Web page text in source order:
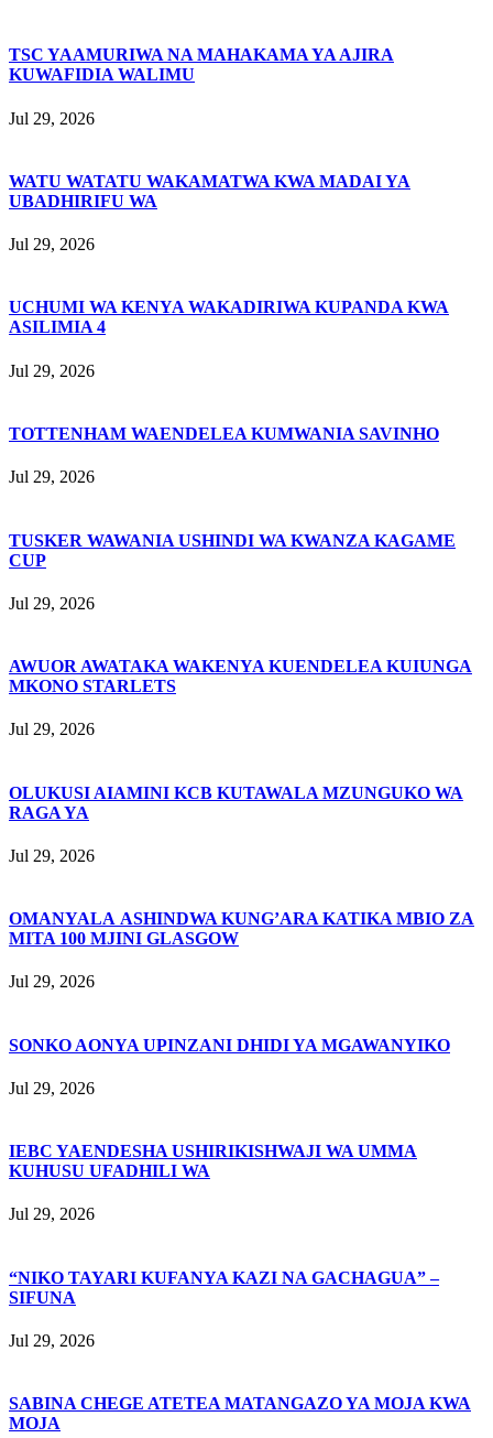
TSC YAAMURIWA NA MAHAKAMA YA AJIRA
KUWAFIDIA WALIMU
Jul 29, 2026
WATU WATATU WAKAMATWA KWA MADAI YA
UBADHIRIFU WA
Jul 29, 2026
UCHUMI WA KENYA WAKADIRIWA KUPANDA KWA
ASILIMIA 4
Jul 29, 2026
TOTTENHAM WAENDELEA KUMWANIA SAVINHO
Jul 29, 2026
TUSKER WAWANIA USHINDI WA KWANZA KAGAME
CUP
Jul 29, 2026
AWUOR AWATAKA WAKENYA KUENDELEA KUIUNGA
MKONO STARLETS
Jul 29, 2026
OLUKUSI AIAMINI KCB KUTAWALA MZUNGUKO WA
RAGA YA
Jul 29, 2026
OMANYALA ASHINDWA KUNG’ARA KATIKA MBIO ZA
MITA 100 MJINI GLASGOW
Jul 29, 2026
SONKO AONYA UPINZANI DHIDI YA MGAWANYIKO
Jul 29, 2026
IEBC YAENDESHA USHIRIKISHWAJI WA UMMA
KUHUSU UFADHILI WA
Jul 29, 2026
“NIKO TAYARI KUFANYA KAZI NA GACHAGUA” –
SIFUNA
Jul 29, 2026
SABINA CHEGE ATETEA MATANGAZO YA MOJA KWA
MOJA